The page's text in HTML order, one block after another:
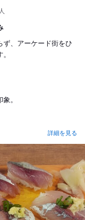
ず、アーケード街をひ
。
詳細を見る